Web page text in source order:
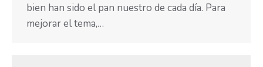
bien han sido el pan nuestro de cada día. Para
mejorar el tema,…